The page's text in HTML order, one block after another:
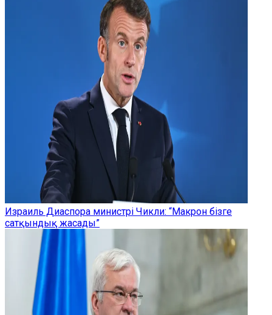
Израиль Диаспора министрі Чикли: “Макрон бізге
сатқындық жасады”